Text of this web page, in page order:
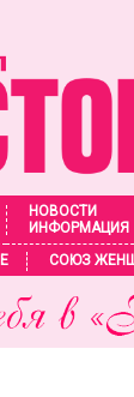
НОВОСТИ
ИНФОРМАЦИЯ
СОЮЗ